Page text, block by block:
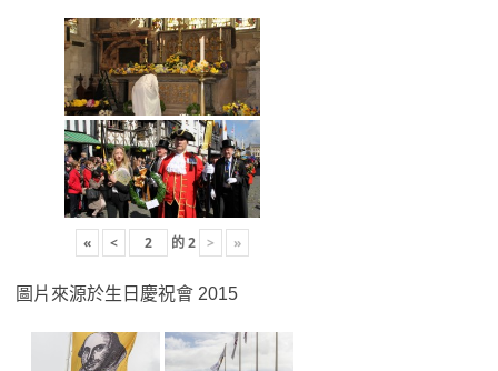
« < 的2 > »
圖片來源於生日慶祝會 2015